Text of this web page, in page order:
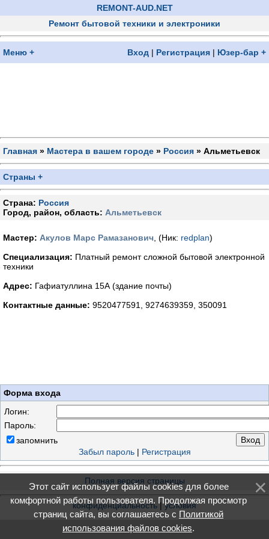
REMONT-AUD.NET
Ремонт бытовой техники и электроники
Меню + Вход | Регистрация | Юзер-бар +
Главная » Мастера в вашем городе » Россия » Альметьевск
Страны +
Страна: Россия
Город, район, область: Альметьевск
Мастер: Акулов Марс Рамазанович , (Ник: redplan)
Специализация: Платный ремонт сложной бытовой электронной
техники
Адрес: Гафиатуллина 15А (здание почты)
Контактные данные: 9520477591, 9274639359, 350091
Форма входа
Логин:
Пароль:
запомнить
Забыл пароль| Регистрация
Полная версия страницы
конфиденциальность|условия
Этот сайт использует файлы cookies для более
комфортной работы пользователя. Продолжая просмотр
страниц сайта, вы соглашаетесь с Политикой
использования файлов cookies.